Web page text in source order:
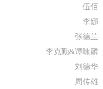
伍佰
李娜
张德兰
李克勤&谭咏麟
刘德华
周传雄